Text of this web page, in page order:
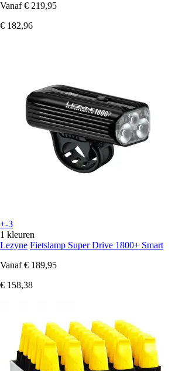
Vanaf € 219,95
€ 182,96
+-3
1 kleuren
Lezyne Fietslamp Super Drive 1800+ Smart
Vanaf € 189,95
€ 158,38